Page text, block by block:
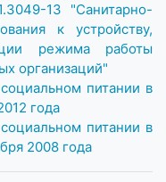
13 "Санитарно-
к устройству,
режима работы
организаций"
питании в
года
питании в
2008 года